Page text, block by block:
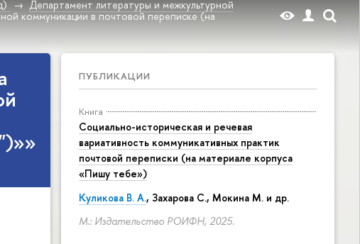
Департамент литературы и межкультурной
коммуникации в почтовой переписке (на
ПУБЛИКАЦИИ
Книга
Социально-историческая и речевая
вариативность коммуникативных практик
почтовой переписки (на материале корпуса
«Пишу тебе»)
Куликова В. А., Захарова С., Мокина М. и др.
М.: Издательство РОИФН, 2025.